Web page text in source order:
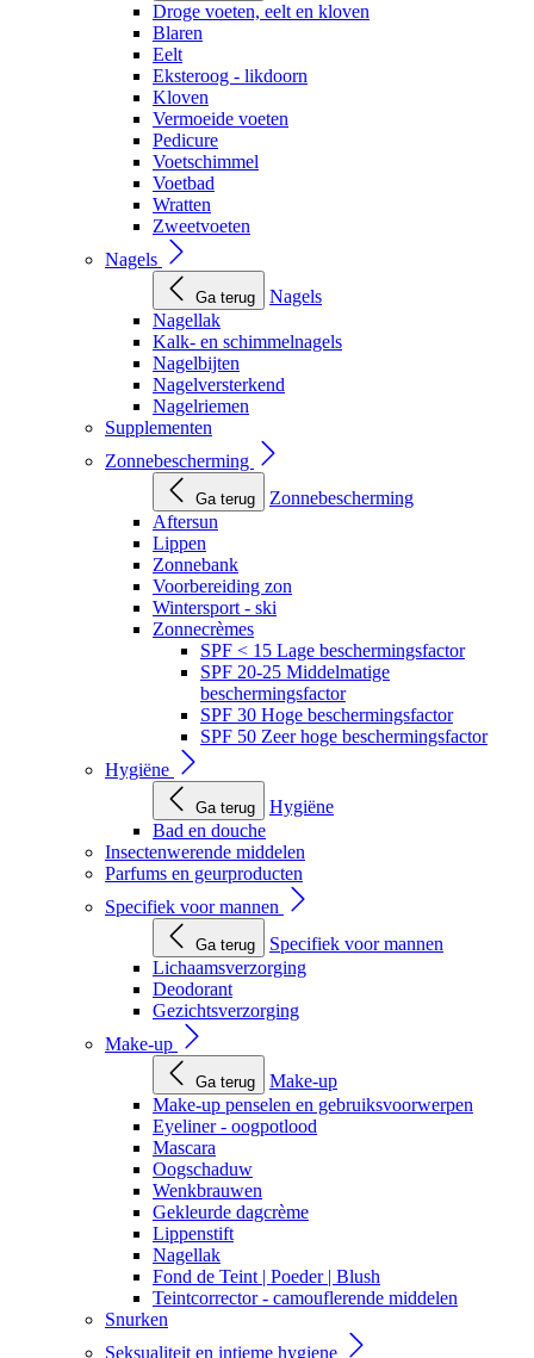
Droge voeten, eelt en kloven
Blaren
Eelt
Eksteroog - likdoorn
Kloven
Vermoeide voeten
Pedicure
Voetschimmel
Voetbad
Wratten
Zweetvoeten
Nagels
Ga terug
Nagels
Nagellak
Kalk- en schimmelnagels
Nagelbijten
Nagelversterkend
Nagelriemen
Supplementen
Zonnebescherming
Ga terug
Zonnebescherming
Aftersun
Lippen
Zonnebank
Voorbereiding zon
Wintersport - ski
Zonnecrèmes
SPF < 15 Lage beschermingsfactor
SPF 20-25 Middelmatige
beschermingsfactor
SPF 30 Hoge beschermingsfactor
SPF 50 Zeer hoge beschermingsfactor
Hygiëne
Ga terug
Hygiëne
Bad en douche
Insectenwerende middelen
Parfums en geurproducten
Specifiek voor mannen
Ga terug
Specifiek voor mannen
Lichaamsverzorging
Deodorant
Gezichtsverzorging
Make-up
Ga terug
Make-up
Make-up penselen en gebruiksvoorwerpen
Eyeliner - oogpotlood
Mascara
Oogschaduw
Wenkbrauwen
Gekleurde dagcrème
Lippenstift
Nagellak
Fond de Teint | Poeder | Blush
Teintcorrector - camouflerende middelen
Snurken
Seksualiteit en intieme hygiene